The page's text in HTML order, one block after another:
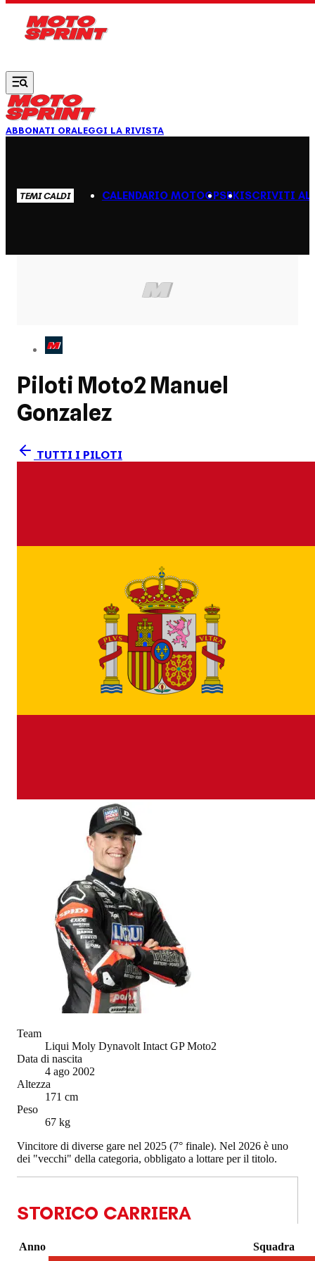
ABBONATI ORALEGGI LA RIVISTA
TEMI CALDI CALENDARIO MOTOGPSBKISCRIVITI AL
Piloti Moto2 Manuel
Gonzalez
TUTTI I PILOTI
Team
Liqui Moly Dynavolt Intact GP Moto2
Data di nascita
4 ago 2002
Altezza
171 cm
Peso
67 kg
Vincitore di diverse gare nel 2025 (7° finale). Nel 2026 è uno
dei "vecchi" della categoria, obbligato a lottare per il titolo.
STORICO CARRIERA
Anno Squadra